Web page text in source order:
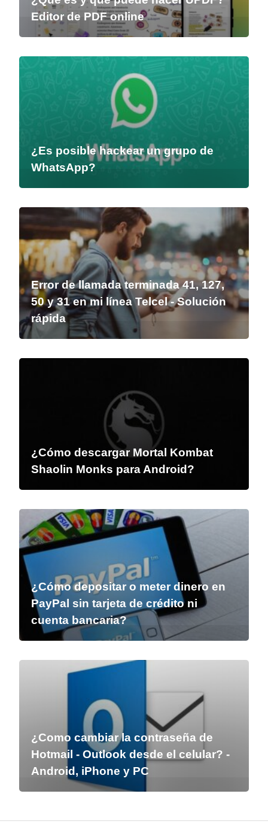
Editor de PDF online
¿Es posible hackear un grupo de
WhatsApp?
Error de llamada terminada 41, 127,
50 y 31 en mi línea Telcel - Solución
rápida
¿Cómo descargar Mortal Kombat
Shaolin Monks para Android?
¿Cómo depositar o meter dinero en
PayPal sin tarjeta de crédito ni
cuenta bancaria?
¿Como cambiar la contraseña de
Hotmail - Outlook desde el celular? -
Android, iPhone y PC